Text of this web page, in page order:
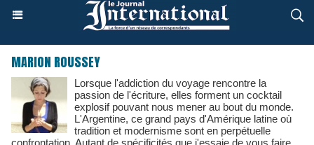
MARION ROUSSEY
Lorsque l'addiction du voyage rencontre la
passion de l'écriture, elles forment un cocktail
explosif pouvant nous mener au bout du monde.
L'Argentine, ce grand pays d'Amérique latine où
tradition et modernisme sont en perpétuelle
confrontation. Autant de spécificités que j'essaie de vous faire